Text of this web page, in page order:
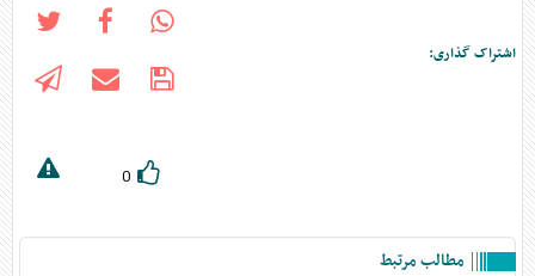
اشتراک گذاری:
0
مطالب مرتبط